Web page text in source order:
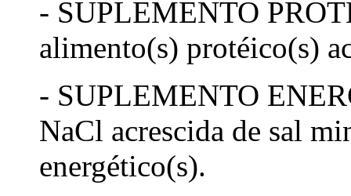
- SUPLEMENTO
alimento(s) protéico(s)
- SUPLEMENTO
NaCl acrescida de sal
energético(s).